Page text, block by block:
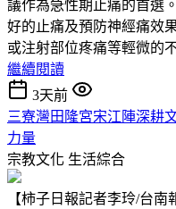
議作為急性期止痛的首選
好的止痛及預防神經痛效
或注射部位疼痛等輕微的
繼續閱讀
3天前
三寮灣田隆宮宋江陣深耕
力量
宗教文化 生活綜合
【柿子日報記者李玲/台